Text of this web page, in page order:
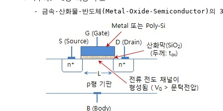
- 금속-산화물-반도체(Metal-Oxide-Semiconductor)의 3